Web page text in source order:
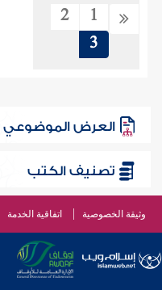
1
2
3
العرض الموضوعي
تصنيف الكتب
وثيقة الخصوصية اتفاقية الخدمة